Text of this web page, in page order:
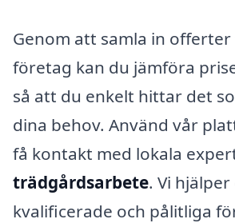
Genom att samla in
företag kan du jämföra
så att du enkelt hittar det
dina behov. Använd vår
få kontakt med lokala
trädgårdsarbete. Vi
kvalificerade och pålitliga